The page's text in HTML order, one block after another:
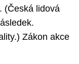
(Česká lidová
Zákon akce